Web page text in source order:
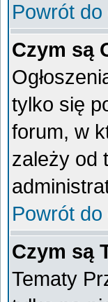
Powrót
Czym są
tylko się
forum, w
zależy od
Powrót
Czym są
Tematy